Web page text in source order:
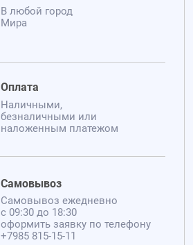
В любой город
Мира
Оплата
Наличными,
безналичными или
наложенным платежом
Самовывоз
Самовывоз ежедневно
с 09:30 до 18:30
оформить заявку по телефону
+7985 815-15-11